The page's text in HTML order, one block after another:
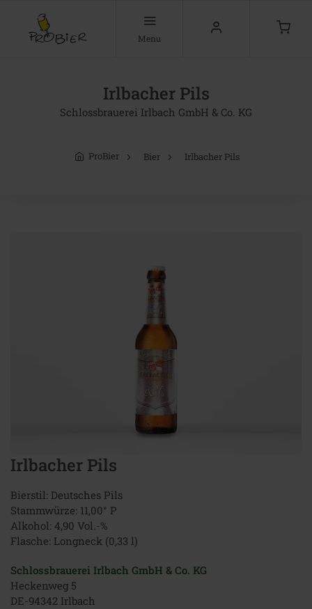
Menu
Irlbacher Pils
Schlossbrauerei Irlbach GmbH & Co. KG
ProBier Bier Irlbacher Pils
Irlbacher Pils
Bierstil: Deutsches Pils
Stammwürze: 11,00° P
Alkohol: 4,90 Vol.-%
Flasche: Longneck (0,33 l)
Schlossbrauerei Irlbach GmbH & Co. KG
Heckenweg 5
DE-94342 Irlbach